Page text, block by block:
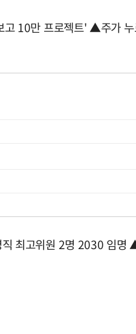
10만 프로젝트' ▲주가 누
최고위원 2명 2030 임명